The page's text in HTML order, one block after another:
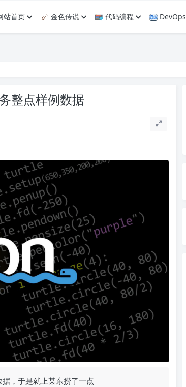
站首页 金色传说 代码编程 DevOps
整点样例数据
据，于是就上某东捞了一点